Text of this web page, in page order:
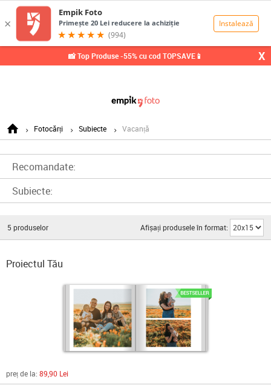
📸 Top Produse -55% cu cod TOPSAVE📱 X
Fotocărți Subiecte Vacanță
Recomandate:
Subiecte:
5 produselor Afișați produsele în format:
Proiectul Tău
preț de la: 89,90 Lei